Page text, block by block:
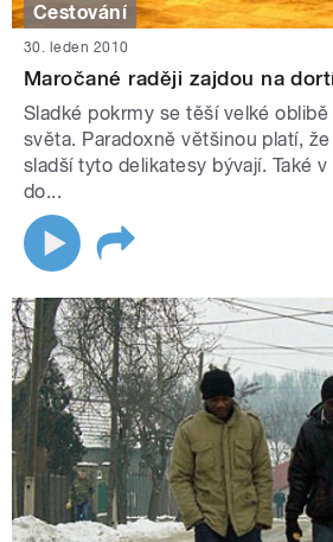
Cestování
30. leden 2010
Maročané raději zajdou na
Sladké pokrmy se těší velké
světa. Paradoxně většinou platí,
sladší tyto delikatesy bývají. Také
do...